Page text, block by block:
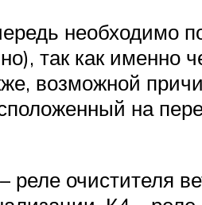
необходимо
так как именно
возможной
на
очистителя